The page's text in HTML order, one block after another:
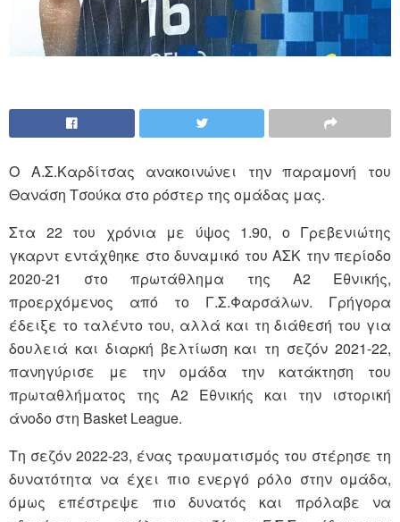
Ο Α.Σ.Καρδίτσας ανακοινώνει την παραμονή του
Θανάση Τσούκα στο ρόστερ της ομάδας μας.
Στα 22 του χρόνια με ύψος 1.90, ο Γρεβενιώτης
γκαρντ εντάχθηκε στο δυναμικό του ΑΣΚ την περίοδο
2020-21 στο πρωτάθλημα της Α2 Εθνικής,
προερχόμενος από το Γ.Σ.Φαρσάλων. Γρήγορα
έδειξε το ταλέντο του, αλλά και τη διάθεσή του για
δουλειά και διαρκή βελτίωση και τη σεζόν 2021-22,
πανηγύρισε με την ομάδα την κατάκτηση του
πρωταθλήματος της Α2 Εθνικής και την ιστορική
άνοδο στη Basket League.
Τη σεζόν 2022-23, ένας τραυματισμός του στέρησε τη
δυνατότητα να έχει πιο ενεργό ρόλο στην ομάδα,
όμως επέστρεψε πιο δυνατός και πρόλαβε να